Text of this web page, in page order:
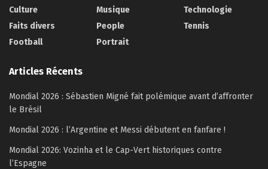
Culture
Faits divers
Football
Musique
People
Portrait
Technologie
Tennis
Articles Récents
Mondial 2026 : Sébastien Migné fait polémique avant d’affronter
le Brésil
Mondial 2026 : l’Argentine et Messi débutent en fanfare !
Mondial 2026: Vozinha et le Cap-Vert historiques contre
l’Espagne